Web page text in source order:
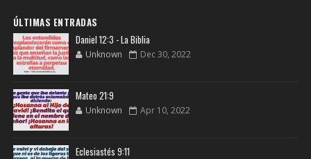
ÚLTIMAS ENTRADAS
Daniel 12:3 - La Biblia
Unknown Dec 30, 2022
Mateo 21:9
Unknown Apr 10, 2022
Eclesiastés 9:11